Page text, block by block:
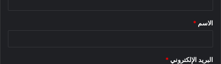
*
الاسم *
البريد الإلكتروني *